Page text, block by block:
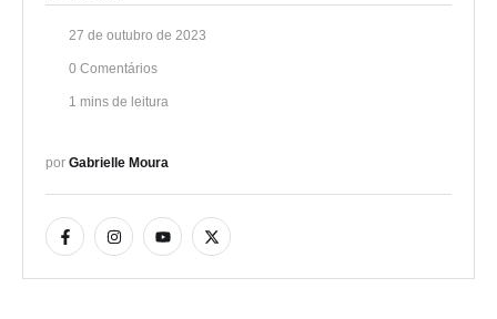
27 de outubro de 2023
0 Comentários
1 mins de leitura
por Gabrielle Moura